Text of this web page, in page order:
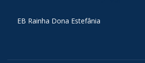
EB Rainha Dona Estefânia